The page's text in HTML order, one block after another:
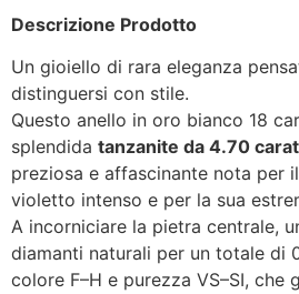
Descrizione Prodotto
Un gioiello di rara eleganza
distinguersi con stile.
Questo anello in oro bianco 18
splendida tanzanite da 4.70
preziosa e affascinante nota per
violetto intenso e per la sua
A incorniciare la pietra centrale,
diamanti naturali per un totale di
colore F–H e purezza VS–SI, che